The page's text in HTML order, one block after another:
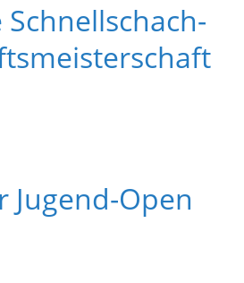
Schnellschach-
Jugend-Open